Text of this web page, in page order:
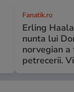
Fanatik.ro
Erling
nunta lui
norvegian
petrecerii.